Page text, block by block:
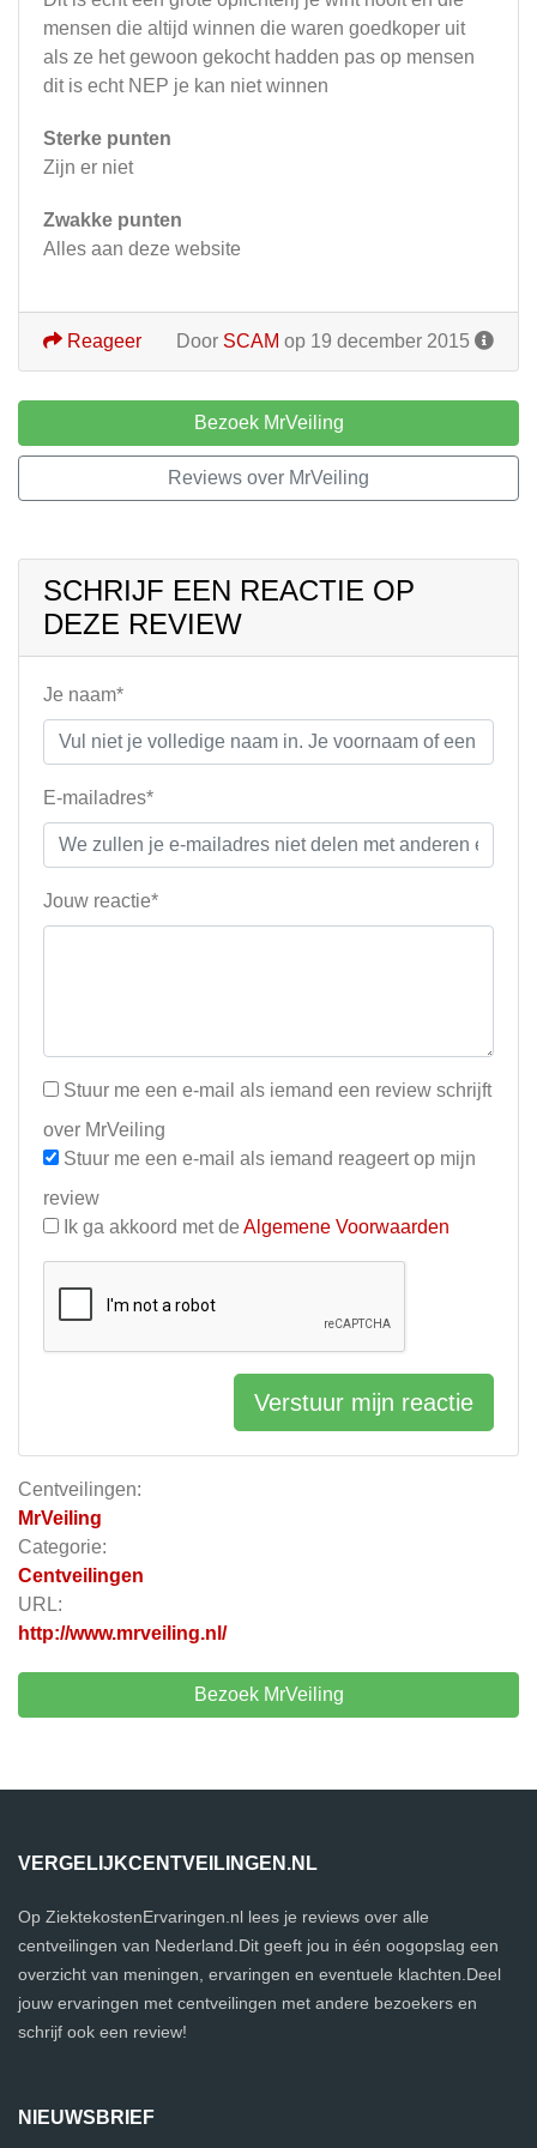
Centveilingen:
MrVeiling
Categorie:
Centveilingen
URL:
http://www.mrveiling.nl/
Bezoek MrVeiling
mensen die altijd winnen die waren goedkoper uit
als ze het gewoon gekocht hadden pas op mensen
dit is echt NEP je kan niet winnen
Sterke punten
Zijn er niet
Zwakke punten
Alles aan deze website
Door SCAM op 19 december 2015
Reageer
Bezoek MrVeiling
Reviews over MrVeiling
SCHRIJF EEN REACTIE OP
DEZE REVIEW
Je naam*
E-mailadres*
Jouw reactie*
Stuur me een e-mail als iemand een review schrijft
over MrVeiling
Stuur me een e-mail als iemand reageert op mijn
review
Ik ga akkoord met de Algemene Voorwaarden
Verstuur mijn reactie
VERGELIJKCENTVEILINGEN.NL
Op ZiektekostenErvaringen.nl lees je reviews over alle
centveilingen van Nederland.Dit geeft jou in één oogopslag een
overzicht van meningen, ervaringen en eventuele klachten.Deel
jouw ervaringen met centveilingen met andere bezoekers en
schrijf ook een review!
NIEUWSBRIEF